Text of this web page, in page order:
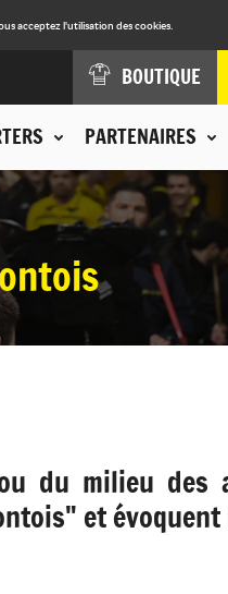
acceptez l'utilisation des cookies.
PARTENAIRES
BOUTIQUE
du milieu des
et